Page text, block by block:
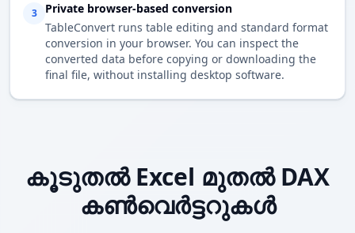
3
Private browser-based conversion
TableConvert runs table editing and standard format
conversion in your browser. You can inspect the
converted data before copying or downloading the
final file, without installing desktop software.
കൂടുതൽ Excel മുതൽ DAX
കൺവെർട്ടറുകൾ